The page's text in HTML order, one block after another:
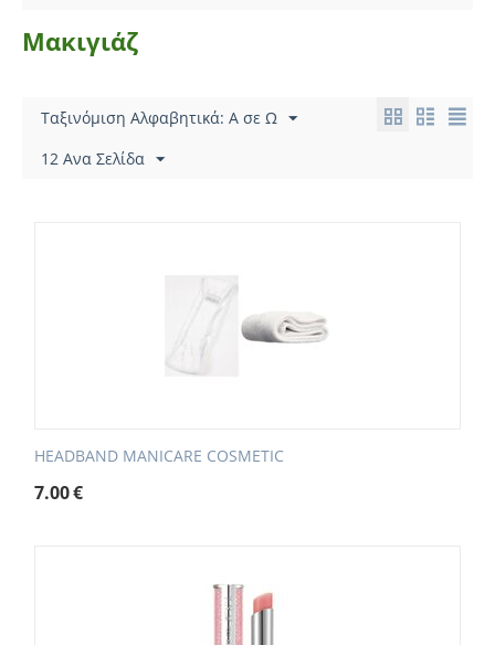
Μακιγιάζ
Ταξινόμιση Αλφαβητικά: A σε Ω
12 Ανα Σελίδα
HEADBAND MANICARE COSMETIC
7.00€